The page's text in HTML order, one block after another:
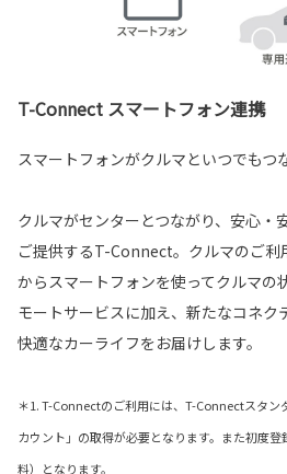
T-Connect スマートフォン連携
スマートフォンがクルマといつでもつ
クルマがセンターとつながり、安心・
ご提供するT-Connect。クルマのご利
からスマートフォンを使ってクルマの
モートサービスに加え、新たなコネク
快適なカーライフをお届けします。
＊1. T-Connectのご利用には、T-Connectスタン
カウント」の取得が必要となります。また初度
料）となります。